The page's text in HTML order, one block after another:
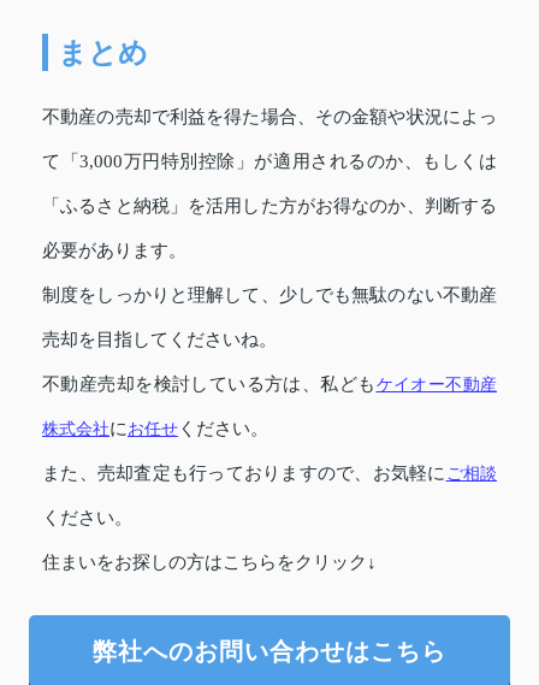
まとめ
不動産の売却で利益を得た場合、その金額や状況によっ
て「3,000万円特別控除」が適用されるのか、もしくは
「ふるさと納税」を活用した方がお得なのか、判断する
必要があります。
制度をしっかりと理解して、少しでも無駄のない不動産
売却を目指してくださいね。
不動産売却を検討している方は、私どもケイオー不動産
株式会社にお任せ ください。
また、売却査定も行っておりますので、お気軽にご相談
ください。
住まいをお探しの方はこちらをクリック↓
弊社へのお問い合わせはこちら